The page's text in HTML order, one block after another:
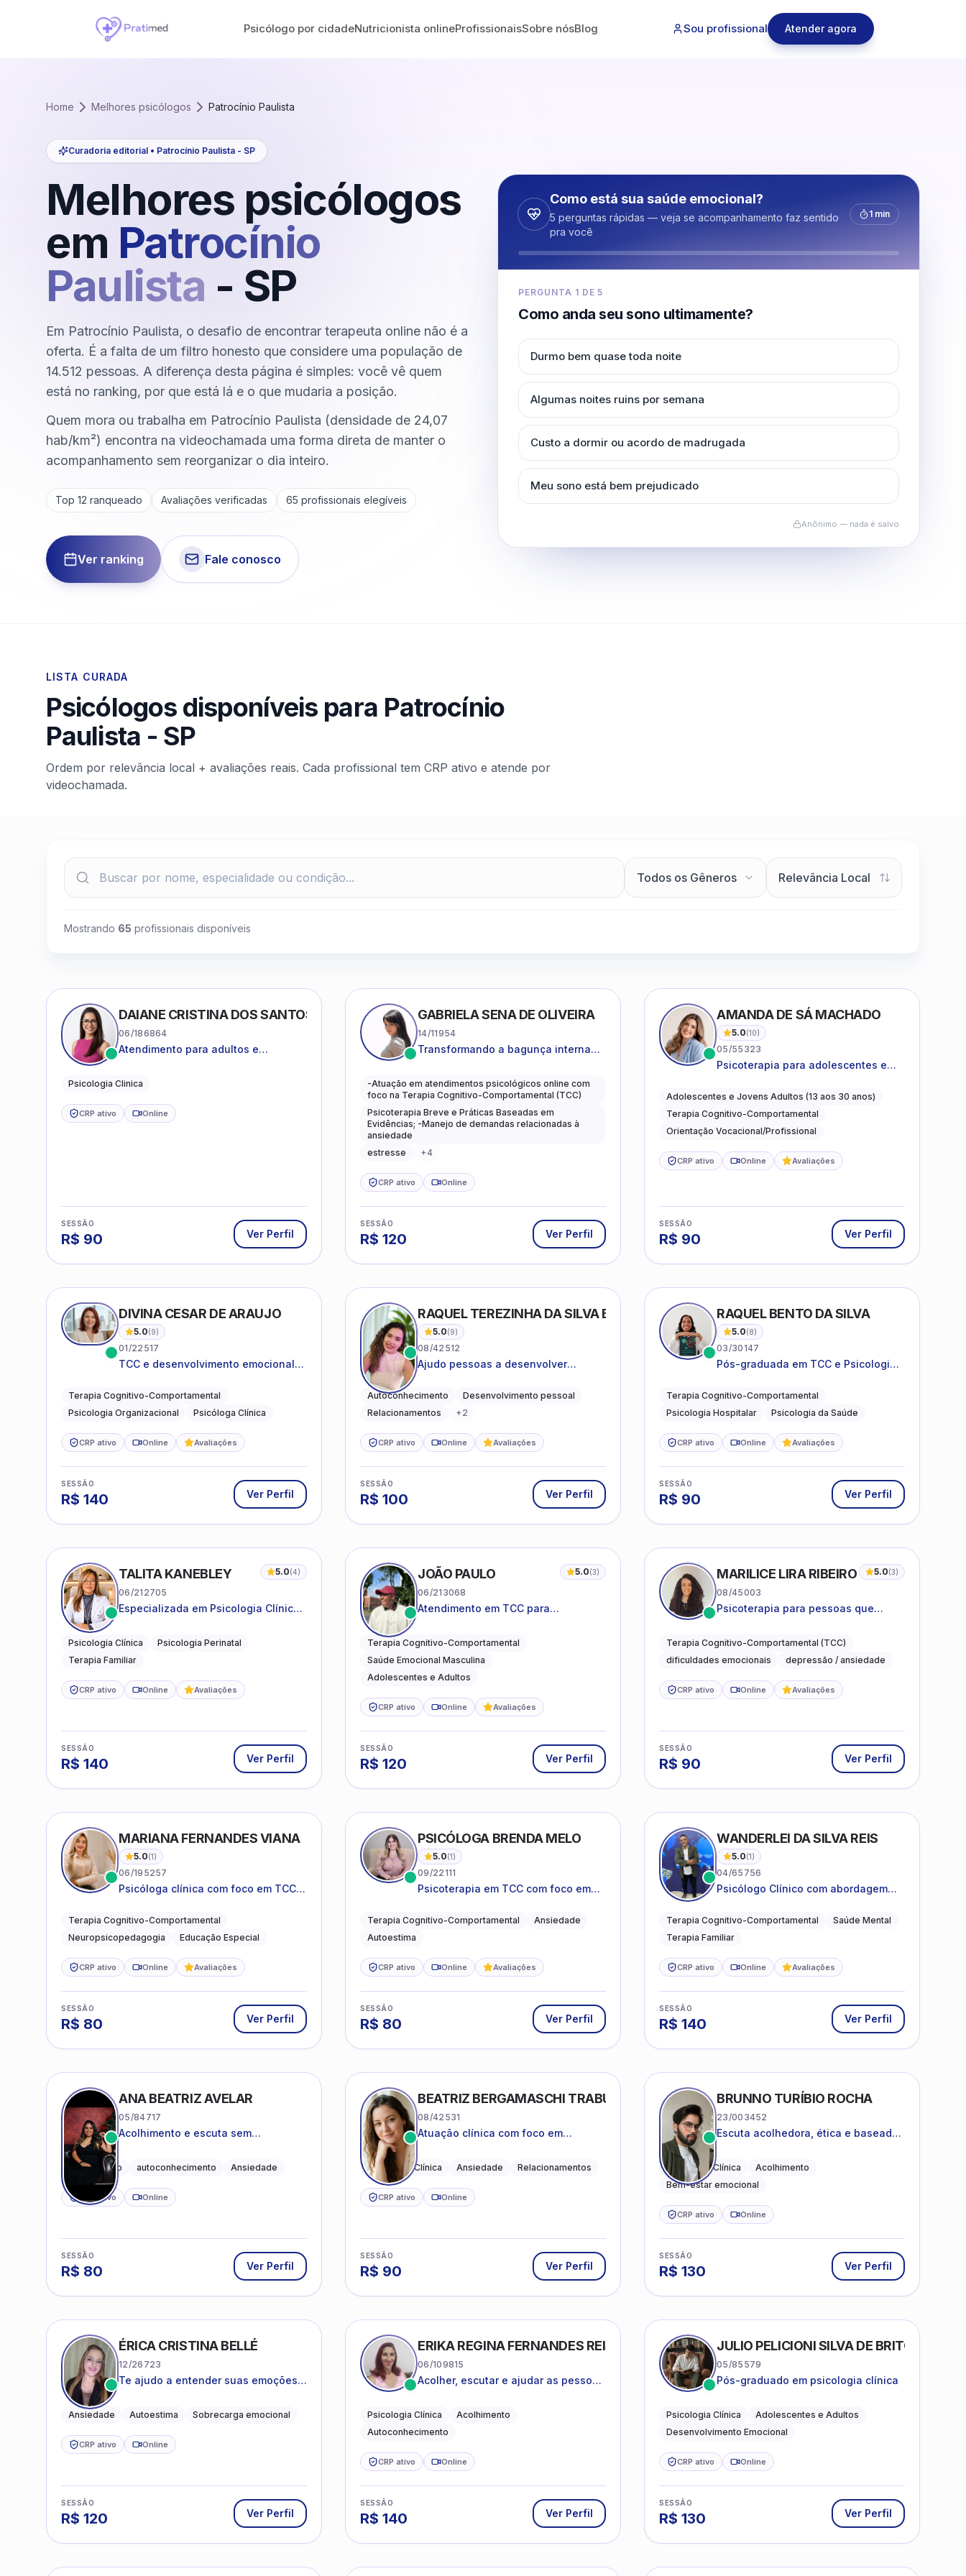
Psicólogo por cidadeNutricionista onlineProfissionaisSobre nósBlog Sou profissional Atender agora
Home Melhores psicólogos Patrocínio Paulista
Curadoria editorial • Patrocínio Paulista - SP
Melhores psicólogos
em Patrocínio
Paulista - SP
Em Patrocínio Paulista, o desafio de encontrar terapeuta online não é a
oferta. É a falta de um filtro honesto que considere uma população de
14.512 pessoas. A diferença desta página é simples: você vê quem
está no ranking, por que está lá e o que mudaria a posição.
Quem mora ou trabalha em Patrocínio Paulista (densidade de 24,07
hab/km²) encontra na videochamada uma forma direta de manter o
acompanhamento sem reorganizar o dia inteiro.
Top 12 ranqueado Avaliações verificadas 65 profissionais elegíveis
Ver ranking Fale conosco
Como está sua saúde emocional?
5 perguntas rápidas — veja se acompanhamento faz sentido
pra você
1 min
PERGUNTA 1 DE5
Como anda seu sono ultimamente?
Durmo bem quase toda noite
Algumas noites ruins por semana
Custo a dormir ou acordo de madrugada
Meu sono está bem prejudicado
Anônimo — nada é salvo
LISTA CURADA
Psicólogos disponíveis para Patrocínio
Paulista - SP
Ordem por relevância local + avaliações reais. Cada profissional tem CRP ativo e atende por
videochamada.
Mostrando 65 profissionais disponíveis
DAIANE CRISTINA DOS SANTOS
06/186864
Atendimento para adultos e
Psicologia Clinica
CRP ativo Online
SESSÃO
R$ 90 Ver Perfil
GABRIELA SENA DE OLIVEIRA
14/11954
Transformando a bagunça interna
leveza e caminhos mais gentis para
se viver.
-Atuação em atendimentos psicológicos online com
foco na Terapia Cognitivo-Comportamental (TCC)
Psicoterapia Breve e Práticas Baseadas em
Evidências; -Manejo de demandas relacionadas à
ansiedade
estresse
+4
CRP ativo Online
SESSÃO
R$ 120 Ver Perfil
AMANDA DE SÁ MACHADO
5.0(10)
05/55323
Psicoterapia para adolescentes e
ansiedade, autoestima, relações e
orientação profissional
Adolescentes e Jovens Adultos (13 aos 30 anos)
Terapia Cognitivo-Comportamental
Orientação Vocacional/Profissional
CRP ativo Online Avaliações
SESSÃO
R$ 90 Ver Perfil
DIVINA CESAR DE ARAUJO
5.0(9)
01/22517
TCC e desenvolvimento emocional
Terapia Cognitivo-Comportamental
Psicologia Organizacional
Psicóloga Clínica
CRP ativo Online Avaliações
SESSÃO
R$ 140 Ver Perfil
RAQUEL TEREZINHA DA SILVA BIONDI
5.0(9)
08/42512
Ajudo pessoas a desenvolver
saudáveis
Autoconhecimento
Desenvolvimento pessoal
Relacionamentos
+2
CRP ativo Online Avaliações
SESSÃO
R$ 100 Ver Perfil
RAQUEL BENTO DA SILVA
5.0(8)
03/30147
Pós-graduada em TCC e Psicologia
Terapia Cognitivo-Comportamental
Psicologia Hospitalar
Psicologia da Saúde
CRP ativo Online Avaliações
SESSÃO
R$ 90 Ver Perfil
TALITA KANEBLEY 5.0(4)
06/212705
Especializada em Psicologia Clínica
adultos e famílias
Psicologia Clínica
Psicologia Perinatal
Terapia Familiar
CRP ativo Online Avaliações
SESSÃO
R$ 140 Ver Perfil
JOÃO PAULO 5.0(3)
06/213068
Atendimento em TCC para
desenvolvimento de autonomia
emocional
Terapia Cognitivo-Comportamental
Saúde Emocional Masculina
Adolescentes e Adultos
CRP ativo Online Avaliações
SESSÃO
R$ 120 Ver Perfil
MARILICE LIRA RIBEIRO 5.0(3)
08/45003
Psicoterapia para pessoas que
lidar com as dificuldades do dia a
dia
Terapia Cognitivo-Comportamental (TCC)
dificuldades emocionais
depressão / ansiedade
CRP ativo Online Avaliações
SESSÃO
R$ 90 Ver Perfil
MARIANA FERNANDES VIANA
5.0(1)
06/195257
Psicóloga clínica com foco em TCC,
acompanhamento do
neurodesenvolvimento.
Terapia Cognitivo-Comportamental
Neuropsicopedagogia
Educação Especial
CRP ativo Online Avaliações
SESSÃO
R$ 80 Ver Perfil
PSICÓLOGA BRENDA MELO
5.0(1)
09/22111
Psicoterapia em TCC com foco em
práticas para o cotidiano
Terapia Cognitivo-Comportamental
Ansiedade
Autoestima
CRP ativo Online Avaliações
SESSÃO
R$ 80 Ver Perfil
WANDERLEI DA SILVA REIS
5.0(1)
04/65756
Psicólogo Clínico com abordagem
e terapia sistêmica
Terapia Cognitivo-Comportamental
Saúde Mental
Terapia Familiar
CRP ativo Online Avaliações
SESSÃO
R$ 140 Ver Perfil
ANA BEATRIZ AVELAR
05/84717
Acolhimento e escuta sem
Acolhimento autoconhecimento Ansiedade
CRP ativo Online
SESSÃO
R$ 80 Ver Perfil
BEATRIZ BERGAMASCHI TRABUCO
08/42531
Atuação clínica com foco em
e transições de vida
Psicologia Clínica Ansiedade Relacionamentos
CRP ativo Online
SESSÃO
R$ 90 Ver Perfil
BRUNNO TURÍBIO ROCHA
23/003452
Escuta acolhedora, ética e baseada
Psicologia Clínica
Acolhimento
Bem-estar emocional
CRP ativo Online
SESSÃO
R$ 130 Ver Perfil
ÉRICA CRISTINA BELLÉ
12/26723
Te ajudo a entender suas emoções e
lidar com o que você está vivendo
Ansiedade Autoestima Sobrecarga emocional
CRP ativo Online
SESSÃO
R$ 120 Ver Perfil
ERIKA REGINA FERNANDES REIS FRIAS
06/109815
Acolher, escutar e ajudar as pessoas
Psicologia Clínica
Acolhimento
Autoconhecimento
CRP ativo Online
SESSÃO
R$ 140 Ver Perfil
JULIO PELICIONI SILVA DE BRITO
05/85579
Pós-graduado em psicologia clínica
Psicologia Clínica
Adolescentes e Adultos
Desenvolvimento Emocional
CRP ativo Online
SESSÃO
R$ 130 Ver Perfil